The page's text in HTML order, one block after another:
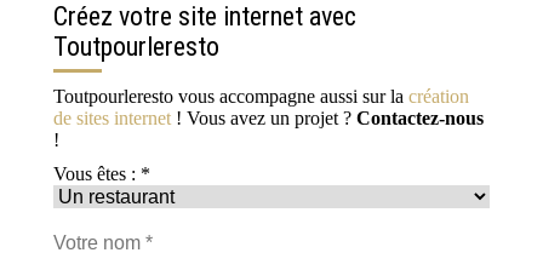
Créez votre site internet avec
Toutpourleresto
Toutpourleresto vous accompagne aussi sur la création
de sites internet ! Vous avez un projet ? Contactez-nous
!
Vous êtes : *